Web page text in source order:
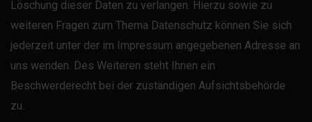
Löschung dieser Daten zu verlangen. Hierzu sowie zu
weiteren Fragen zum Thema Datenschutz können Sie sich
jederzeit unter der im Impressum angegebenen Adresse an
uns wenden. Des Weiteren steht Ihnen ein
Beschwerderecht bei der zuständigen Aufsichtsbehörde
zu.